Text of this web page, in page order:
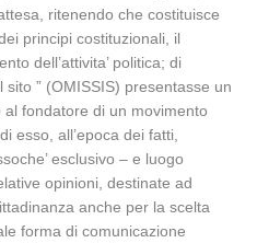
ritenendo che costituisce
principi costituzionali, il
dell’attivita’ politica; di
” (OMISSIS) presentasse un
fondatore di un movimento
esso, all’epoca dei fatti,
esclusivo – e luogo
opinioni, destinate ad
anche per la scelta
forma di comunicazione